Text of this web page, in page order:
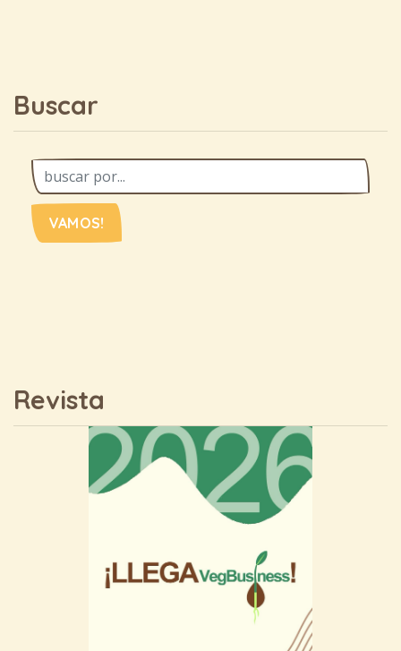
Buscar
VAMOS!
Revista